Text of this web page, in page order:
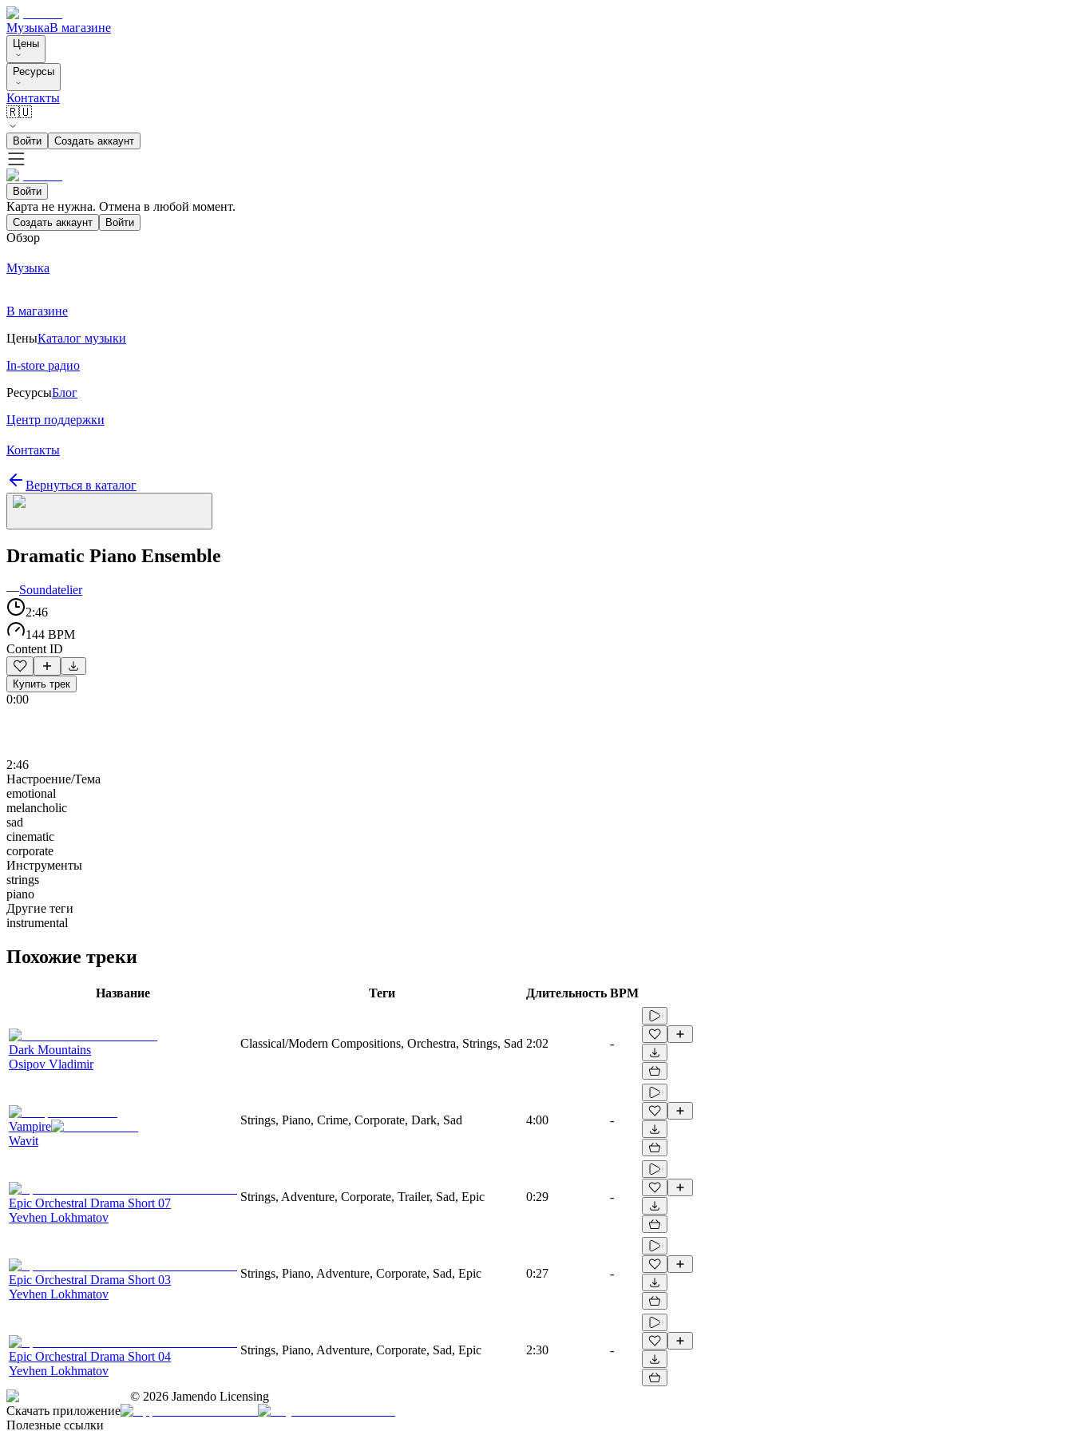
МузыкаВ магазине
Цены
Ресурсы
Контакты
🇷🇺
Войти Создать аккаунт
Войти
Карта не нужна. Отмена в любой момент.
Создать аккаунт Войти
Обзор
Музыка
В магазине
ЦеныКаталог музыки
In-store радио
РесурсыБлог
Центр поддержки
Контакты
Вернуться в каталог
Dramatic Piano Ensemble
—Soundatelier
2:46
144 BPM
Content ID
Купить трек
0:00
2:46
Настроение/Тема
emotional
melancholic
sad
cinematic
corporate
Инструменты
strings
piano
Другие теги
instrumental
Похожие треки
Название Теги Длительность BPM
Dark Mountains
Osipov Vladimir
Classical/Modern Compositions, Orchestra, Strings, Sad 2:02 -
Vampire
Wavit
Strings, Piano, Crime, Corporate, Dark, Sad 4:00 -
Epic Orchestral Drama Short 07
Yevhen Lokhmatov
Strings, Adventure, Corporate, Trailer, Sad, Epic 0:29 -
Epic Orchestral Drama Short 03
Yevhen Lokhmatov
Strings, Piano, Adventure, Corporate, Sad, Epic 0:27 -
Epic Orchestral Drama Short 04
Yevhen Lokhmatov
Strings, Piano, Adventure, Corporate, Sad, Epic 2:30 -
© 2026 Jamendo Licensing
Скачать приложение
Полезные ссылки